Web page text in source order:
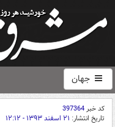
جهان
کد خبر397364
تاریخ انتشار: ۲۱ اسفند ۱۳۹۳ - ۱۲:۱۲